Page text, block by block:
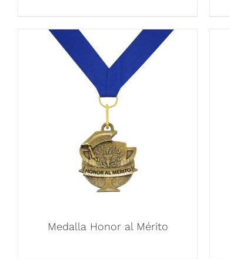
Medalla Honor al Mérito